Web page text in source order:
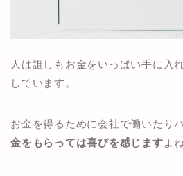
人は誰しもお金をいっぱい手に入
しています。
お金を得るために会社で働いたり
金をもらっては喜びを感じますよ